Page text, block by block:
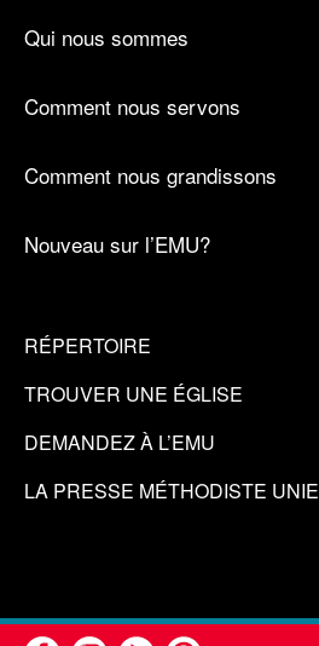
Qui nous sommes
Comment nous servons
Comment nous grandissons
Nouveau sur l’EMU?
RÉPERTOIRE
TROUVER UNE ÉGLISE
DEMANDEZ À L’EMU
LA PRESSE MÉTHODISTE UNIE